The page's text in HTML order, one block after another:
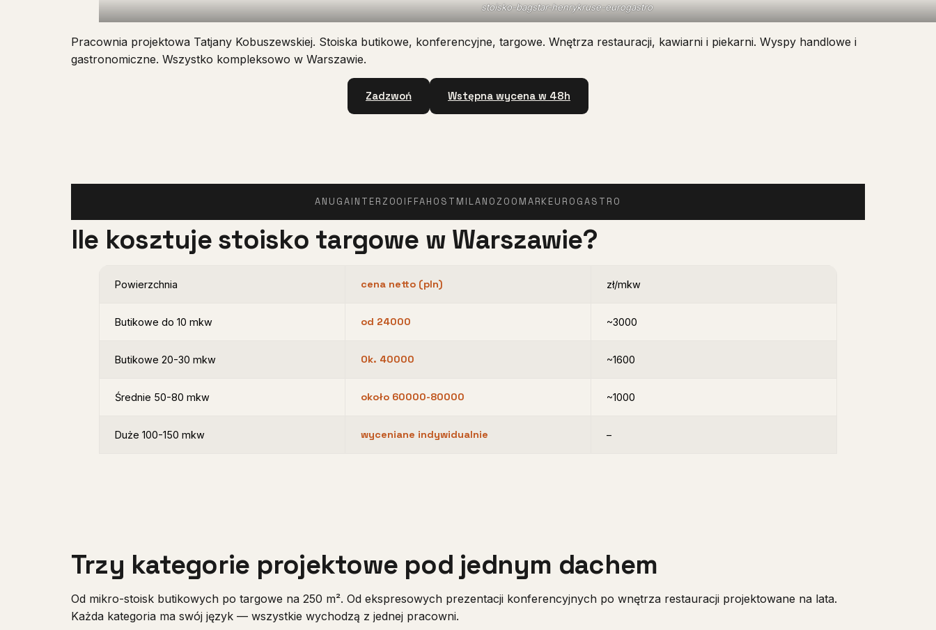
stoisko-bagstar-henrykruse-eurogastro
Pracownia projektowa Tatjany Kobuszewskiej. Stoiska butikowe, konferencyjne, targowe. Wnętrza restauracji, kawiarni i piekarni. Wyspy handlowe i
gastronomiczne. Wszystko kompleksowo w Warszawie.
Zadzwoń Wstępna wycena w 48h
ANUGAINTERZOO IFFAHOSTMILANO ZOOMARK EUROGASTRO
Ile kosztuje stoisko targowe w Warszawie?
Powierzchnia cena netto (pln) zł/mkw
Butikowe do 10 mkw od 24000 ~3000
Butikowe 20-30 mkw Ok. 40000 ~1600
Średnie 50-80 mkw około 60000-80000 ~1000
Duże 100-150 mkw wyceniane indywidualnie –
Trzy kategorie projektowe pod jednym dachem
Od mikro-stoisk butikowych po targowe na 250 m². Od ekspresowych prezentacji konferencyjnych po wnętrza restauracji projektowane na lata.
Każda kategoria ma swój język — wszystkie wychodzą z jednej pracowni.